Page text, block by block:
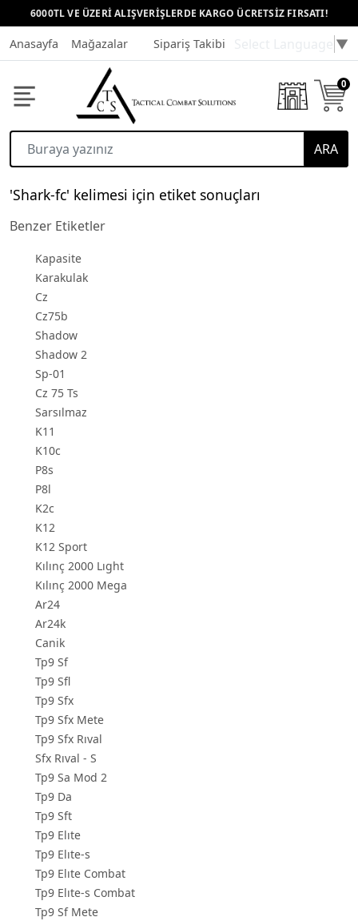
6000TL VE ÜZERİ ALIŞVERİŞLERDE KARGO ÜCRETSİZ FIRSATI!
Anasayfa Mağazalar Sipariş Takibi Müşteri Hizmetleri
▼
ARA
0
'Shark-fc' kelimesi için etiket sonuçları
Benzer Etiketler
Kapasite
Karakulak
Cz
Cz75b
Shadow
Shadow 2
Sp-01
Cz 75 Ts
Sarsılmaz
K11
K10c
P8s
P8l
K2c
K12
K12 Sport
Kılınç 2000 Lıght
Kılınç 2000 Mega
Ar24
Ar24k
Canik
Tp9 Sf
Tp9 Sfl
Tp9 Sfx
Tp9 Sfx Mete
Tp9 Sfx Rıval
Sfx Rıval - S
Tp9 Sa Mod 2
Tp9 Da
Tp9 Sft
Tp9 Elıte
Tp9 Elıte-s
Tp9 Elıte Combat
Tp9 Elıte-s Combat
Tp9 Sf Mete